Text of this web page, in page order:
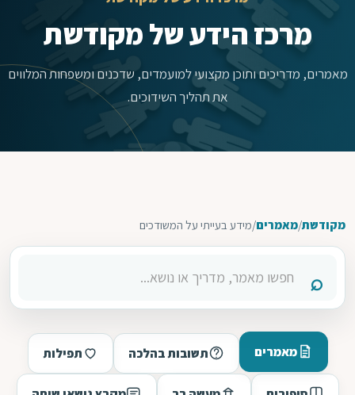
מרכז הידע של מקודשת
מאמרים, מדריכים ותוכן מקצועי למועמדים, שדכנים ומשפחות המלווים
את תהליך השידוכים.
מקודשת/מאמרים/מידע בעייתי על המשודכים
מאמרים תשובות בהלכה תפילות